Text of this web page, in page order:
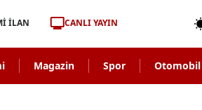
İLAN CANLI YAYIN
Magazin Spor Otomobil